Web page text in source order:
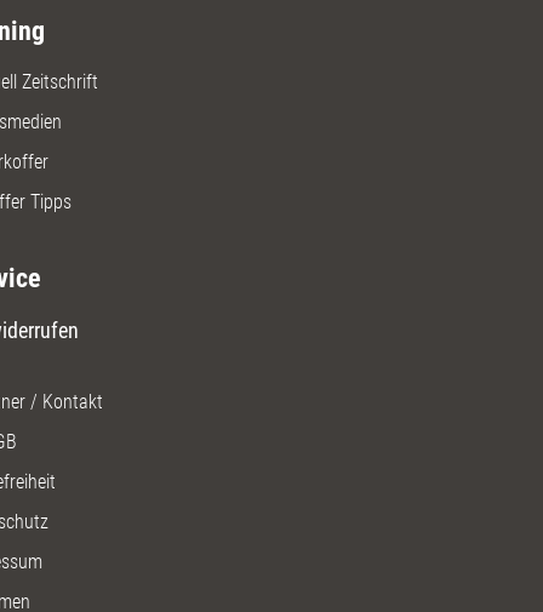
Zeitschrift
Tipps
/ Kontakt